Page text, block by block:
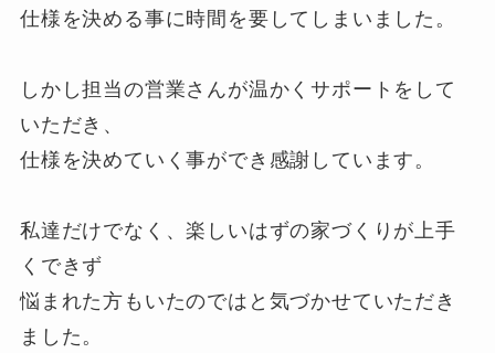
仕様を決める事に時間を要してしまいました。
しかし担当の営業さんが温かくサポートをして
いただき、
仕様を決めていく事ができ感謝しています。
私達だけでなく、楽しいはずの家づくりが上手
くできず
悩まれた方もいたのではと気づかせていただき
ました。